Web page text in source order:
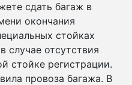
сдать багаж в
окончания
стойках
случае отсутствия
стойке регистрации.
провоза багажа. В